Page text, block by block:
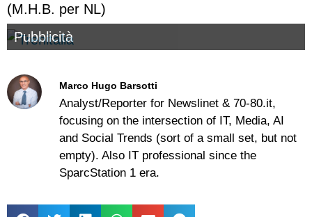
(M.H.B. per NL)
Pubblicità
Marco Hugo Barsotti
Analyst/Reporter for Newslinet & 70-80.it,
focusing on the intersection of IT, Media, AI
and Social Trends (sort of a small set, but not
empty). Also IT professional since the
SparcStation 1 era.